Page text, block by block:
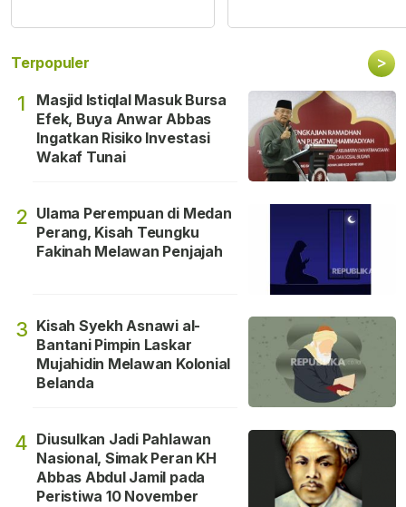
Terpopuler >
1
Masjid Istiqlal Masuk Bursa
Efek, Buya Anwar Abbas
Ingatkan Risiko Investasi
Wakaf Tunai
2 Ulama Perempuan di Medan
Perang, Kisah Teungku
Fakinah Melawan Penjajah
3 Kisah Syekh Asnawi al-
Bantani Pimpin Laskar
Mujahidin Melawan Kolonial
Belanda
4 Diusulkan Jadi Pahlawan
Nasional, Simak Peran KH
Abbas Abdul Jamil pada
Peristiwa 10 November